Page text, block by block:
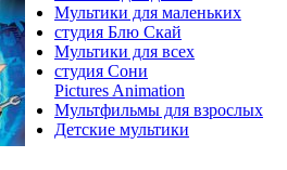
Мультики для маленьких
студия Блю Скай
Мультики для всех
студия Сони
Pictures Animation
Мультфильмы для взрослых
Детские мультики